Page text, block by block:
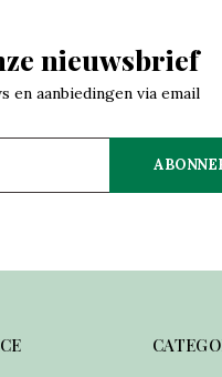
nieuwsbrief
en aanbiedingen via email